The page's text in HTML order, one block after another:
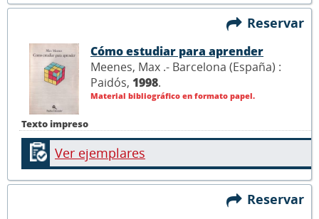
Reservar
Texto impreso
Cómo estudiar para aprender
Meenes, Max .- Barcelona (España) :
Paidós, 1998.
Material bibliográfico en formato papel.
Ver ejemplares
Reservar